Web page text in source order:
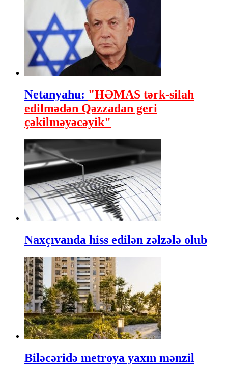
Netanyahu: "HƏMAS tərk-silah
edilmədən Qəzzadan geri
çəkilməyəcəyik"
Naxçıvanda hiss edilən zəlzələ olub
Biləcəridə metroya yaxın mənzil